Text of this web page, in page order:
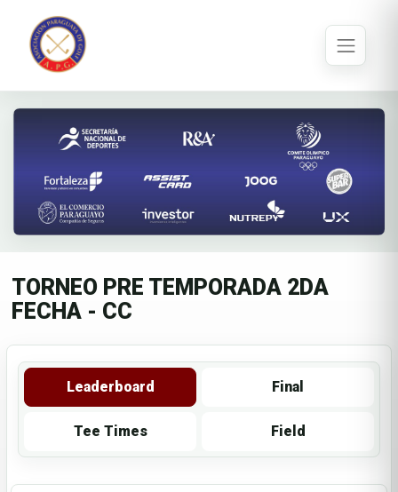
TORNEO PRE TEMPORADA 2DA
FECHA - CC
Leaderboard Final
Tee Times Field